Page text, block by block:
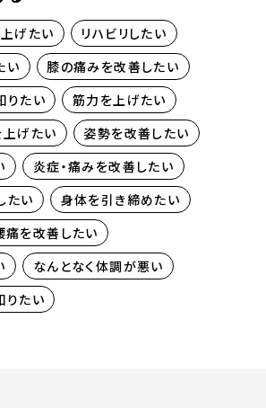
げたい
リハビリしたい
い
膝の痛みを改善したい
りたい
筋力を上げたい
げたい
姿勢を改善したい
炎症・痛みを改善したい
たい
身体を引き締めたい
痛を改善したい
なんとなく体調が悪い
りたい